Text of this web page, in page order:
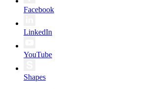
Facebook
LinkedIn
YouTube
Shapes